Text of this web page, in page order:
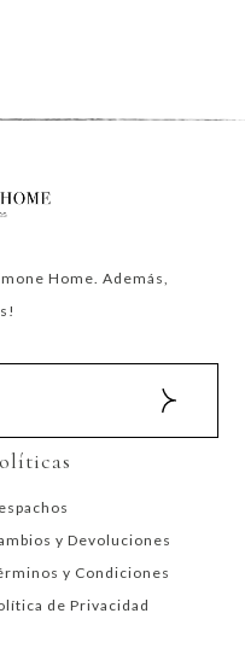
Home. Además,
y Devoluciones
y Condiciones
de Privacidad